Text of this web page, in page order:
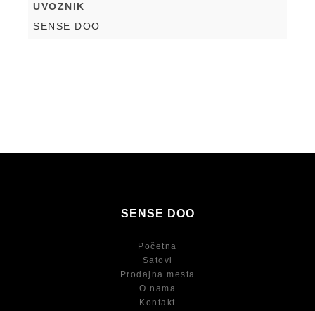
UVOZNIK
SENSE DOO
SENSE DOO
Početna
Satovi
Prodajna mesta
O nama
Kontakt